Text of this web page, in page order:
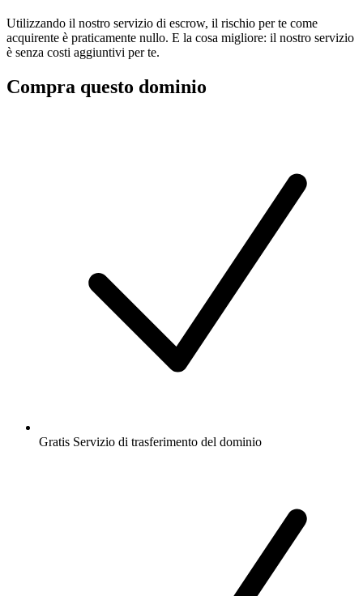
Utilizzando il nostro servizio di escrow, il rischio per te come
acquirente è praticamente nullo. E la cosa migliore: il nostro servizio
è senza costi aggiuntivi per te.
Compra questo dominio
Gratis Servizio di trasferimento del dominio